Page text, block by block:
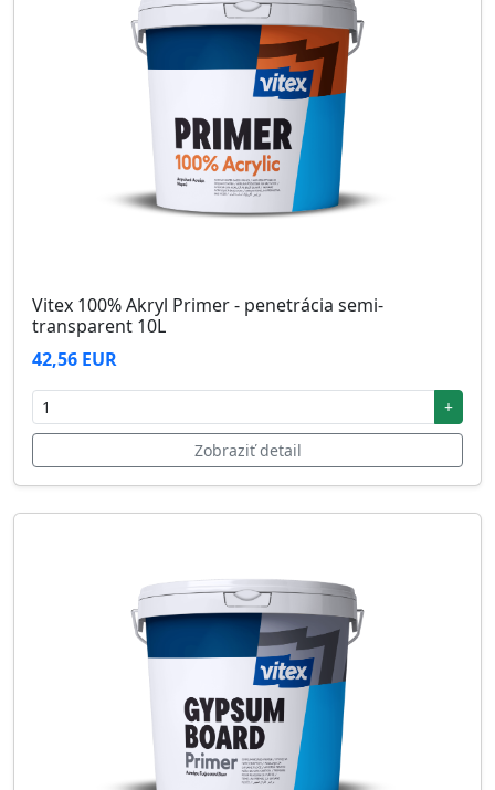
Vitex 100% Akryl Primer - penetrácia semi-
transparent 10L
42,56 EUR
+
Zobraziť detail